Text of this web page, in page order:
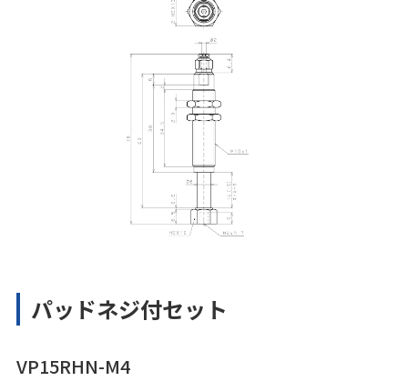
パッドネジ付セット
VP15RHN-M4